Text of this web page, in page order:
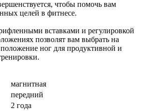
чтобы помочь вам
целей в фитнесе.
вставками и регулировкой
позволят вам выбрать на
ног для продуктивной и
магнитная
передний
2 года